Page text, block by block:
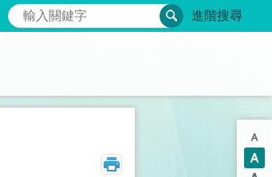
搜尋 進階搜尋